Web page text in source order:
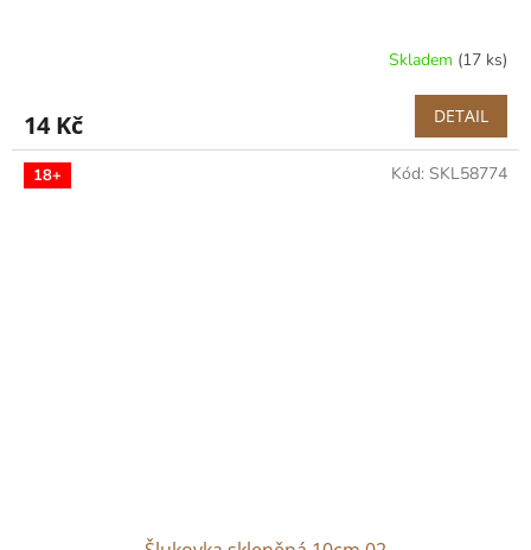
Skladem (17 ks)
14 Kč DETAIL
18+ Kód: SKL58774